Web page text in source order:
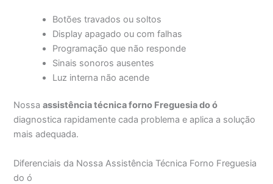
Botões travados ou soltos
Display apagado ou com falhas
Programação que não responde
Sinais sonoros ausentes
Luz interna não acende
Nossaassistência técnica forno Freguesia do ó
diagnostica rapidamente cada problema e aplica a solução
mais adequada.
Diferenciais da Nossa Assistência Técnica Forno Freguesia
do ó